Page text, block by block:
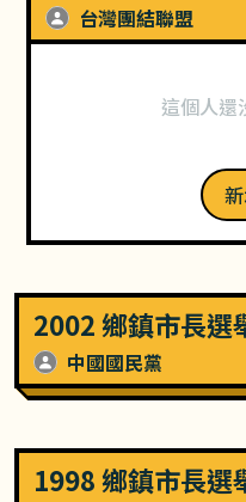
台灣團結聯盟
這個人還
2002 鄉鎮市長選
中國國民黨
1998 鄉鎮市長選